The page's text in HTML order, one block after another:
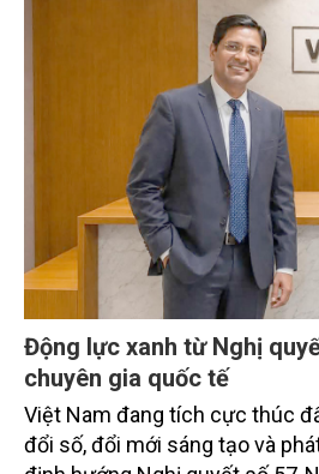
Động lực xanh từ Nghị
chuyên gia quốc tế
Việt Nam đang tích cực thúc
đổi số, đổi mới sáng tạo và